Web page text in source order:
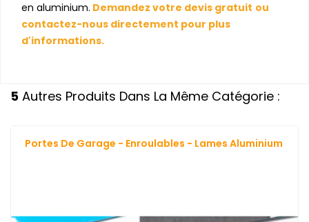
en aluminium. Demandez votre devis gratuit ou
contactez-nous directement pour plus
d'informations.
5 Autres Produits Dans La Même Catégorie :
Portes De Garage - Enroulables - Lames Aluminium